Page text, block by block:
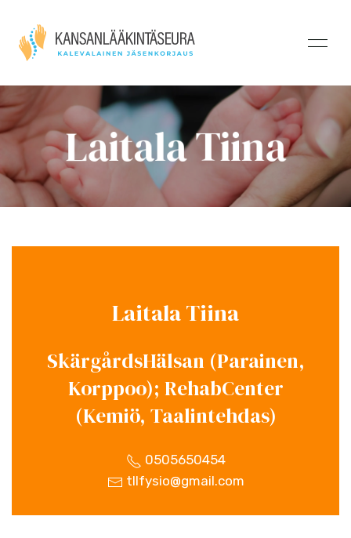
Laitala Tiina
Laitala Tiina
SkärgårdsHälsan (Parainen,
Korppoo); RehabCenter
(Kemiö, Taalintehdas)
0505650454
tllfysio@gmail.com